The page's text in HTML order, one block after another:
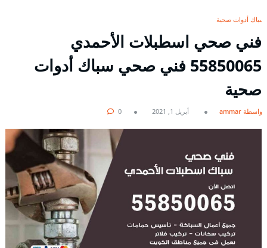
سباك أدوات صحية
فني صحي اسطبلات الأحمدي
55850065 فني صحي سباك أدوات
صحية
بواسطة ammar أبريل 1, 2021 0